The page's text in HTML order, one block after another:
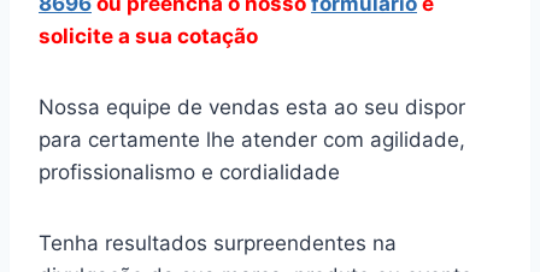
solicite a sua cotação
Nossa equipe de vendas esta ao seu dispor
para certamente lhe atender com agilidade,
profissionalismo e cordialidade
Tenha resultados surpreendentes na